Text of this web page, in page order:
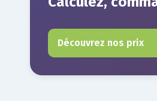
Découvrez nos prix